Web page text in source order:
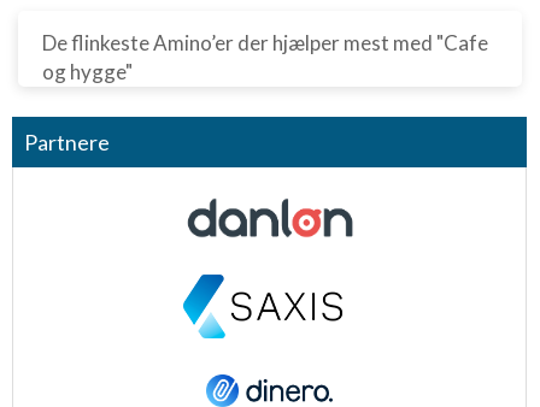
De flinkeste Amino’er der hjælper mest med "Cafe
og hygge"
Partnere